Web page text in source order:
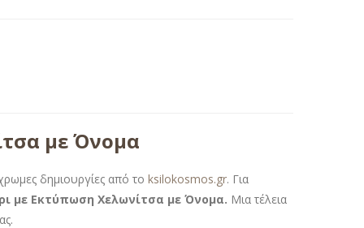
με Όνομα
δημιουργίες από το ksilokosmos.gr. Για
με Εκτύπωση Χελωνίτσα με Όνομα. Μια τέλεια